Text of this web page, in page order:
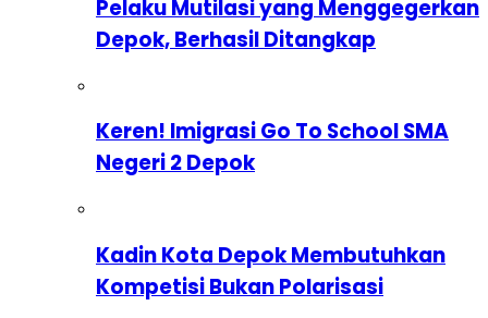
Pelaku Mutilasi yang Menggegerkan
Depok, Berhasil Ditangkap
Keren! Imigrasi Go To School SMA
Negeri 2 Depok
Kadin Kota Depok Membutuhkan
Kompetisi Bukan Polarisasi